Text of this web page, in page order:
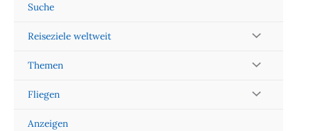
Suche
Reiseziele weltweit
Themen
Fliegen
Anzeigen